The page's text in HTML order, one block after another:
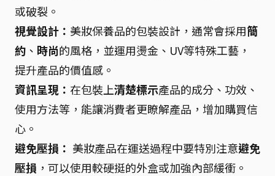
或破裂。
視覺設計： 美妝保養品的包裝設計，通常會採用簡
約 、 時尚的風格，並運用燙金、UV等特殊工藝，
提升產品的價值感。
資訊呈現： 在包裝上清楚標示產品的成分、功效、
使用方法等，能讓消費者更瞭解產品，增加購買信
心。
避免壓損： 美妝產品在運送過程中要特別注意避免
壓損 ，可以使用較硬挺的外盒或加強內部緩衝。